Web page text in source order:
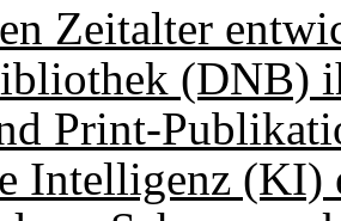
Zeitalter
(DNB)
Print-
Intelligenz (KI)